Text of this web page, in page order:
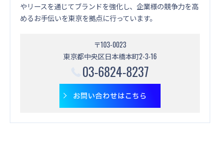
やリースを通じてブランドを強化し、企業様の競争力を高
めるお手伝いを東京を拠点に行っています。
〒103-0023
東京都中央区日本橋本町2-3-16
03-6824-8237
お問い合わせはこちら